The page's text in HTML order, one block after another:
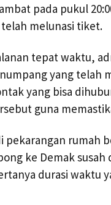
pada pukul
melunasi tiket.
tepat waktu,
yang telah
yang bisa
guna
pekarangan rumah
ke Demak
durasi waktu